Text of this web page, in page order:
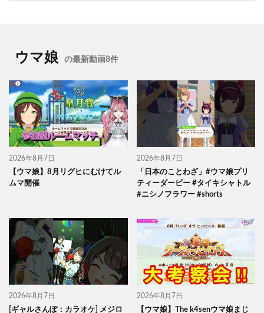
ウマ娘 の最新動画8件
2026年8月7日
【ウマ娘】8月リグヒにむけてル
ムマ開催
2026年8月7日
「日本のことわざ」#ウマ娘プリ
ティーダービー #タイキシャトル
#ニシノフラワー #shorts
2026年8月7日
[ギャルさんぽ：カラオケ] メジロ
2026年8月7日
【ウマ娘】The k4senウマ娘まじ